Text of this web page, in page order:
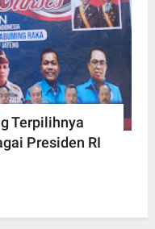
Terpilihnya
Presiden RI